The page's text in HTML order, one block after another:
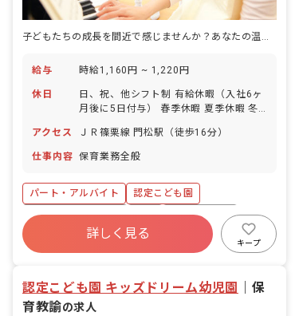
子どもたちの成長を間近で感じませんか？あなたの温かい心が輝く場所がここにあります。
給与 時給1,160円 ~ 1,220円
休日
日、祝、他シフト制 有給休暇（入社6ヶ
月後に5日付与） 春季休暇 夏季休暇 冬
アクセス
ＪＲ篠栗線 門松駅（徒歩16分）
仕事内容 保育業務全般
パート・アルバイト
認定こども園
ボーナス・賞与あり
有給
昇給昇進あり
産休育休制度
交通費支給 給食費補助
詳しく見る
キープ
認定こども園 キッズドリーム幼児園
保
育教諭の求人